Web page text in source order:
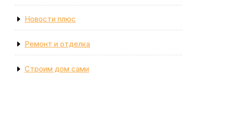
Новости плюс
Ремонт и отделка
Строим дом сами